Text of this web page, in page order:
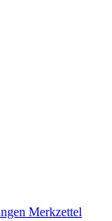
Merkzettel